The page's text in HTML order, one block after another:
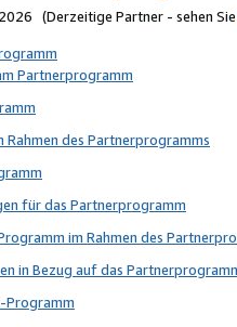
(Derzeitige Partner - sehen Sie
Partnerprogramm
des Partnerprogramms
für das Partnerprogramm
im Rahmen des
in Bezug auf das
Programm